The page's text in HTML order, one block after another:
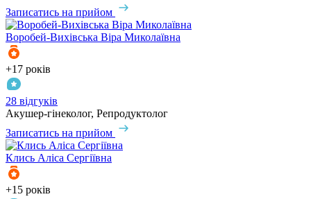
Записатись на прийом
Воробей-Вихівська Віра Миколаївна
+17 років
28 відгуків
Акушер-гінеколог, Репродуктолог
Записатись на прийом
Клись Аліса Сергіївна
+15 років